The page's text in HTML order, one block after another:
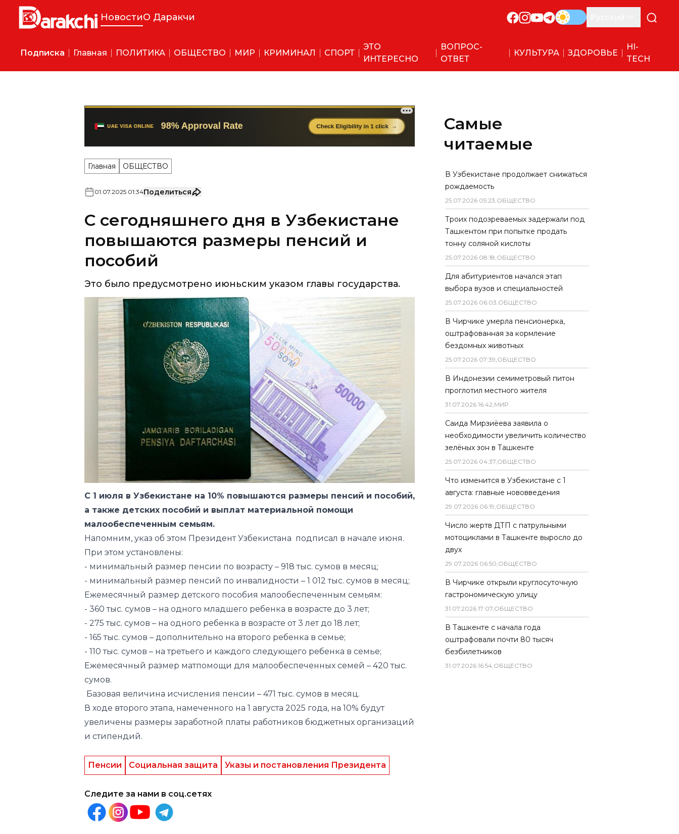
НовостиО Даракчи
Подписка Главная ПОЛИТИКА ОБЩЕСТВО МИР КРИМИНАЛ СПОРТ
ЭТО
ИНТЕРЕСНО
ВОПРОС-
ОТВЕТ
КУЛЬТУРА ЗДОРОВЬЕ
HI-
TECH
Главная ОБЩЕСТВО
С сегодняшнего дня в Узбекистане
повышаются размеры пенсий и
пособий
Это было предусмотрено июньским указом главы государства.
C 1 июля в Узбекистане на 10% повышаются размеры пенсий и пособий,
а также детских пособий и выплат материальной помощи
малообеспеченным семьям.
Напомним, указ об этом Президент Узбекистанаподписалв начале июня.
При этом установлены:
- минимальный размер пенсии по возрасту – 918 тыс. сумов в месяц;
- минимальный размер пенсий по инвалидности – 1 012 тыс. сумов в месяц;
Ежемесячный размер детского пособия малообеспеченным семьям:
- 360 тыс. сумов – на одного младшего ребенка в возрасте до 3 лет;
- 275 тыс. сумов – на одного ребенка в возрасте от 3 лет до 18 лет;
- 165 тыс. сумов – дополнительно на второго ребенка в семье;
- 110 тыс. сумов – на третьего и каждого следующего ребенка в семье;
Ежемесячный размер матпомощи для малообеспеченных семей – 420 тыс.
сумов.
Базовая величина исчисления пенсии – 471 тыс. сумов в месяц.
В ходе второго этапа, намеченного на 1 августа 2025 года, на 10% будут
увеличены размеры заработной платы работников бюджетных организаций
и стипендий.
Пенсии Социальная защита Указы и постановления Президента
Самые
читаемые
В Узбекистане продолжает снижаться
рождаемость
25.07.2026 05:23,ОБЩЕСТВО
Троих подозреваемых задержали под
Ташкентом при попытке продать
тонну соляной кислоты
25.07.2026 08:18,ОБЩЕСТВО
Для абитуриентов начался этап
выбора вузов и специальностей
25.07.2026 06:03,ОБЩЕСТВО
В Чирчике умерла пенсионерка,
оштрафованная за кормление
бездомных животных
25.07.2026 07:39,ОБЩЕСТВО
В Индонезии семиметровый питон
проглотил местного жителя
31.07.2026 16:42,МИР
Саида Мирзиёева заявила о
необходимости увеличить количество
зелёных зон в Ташкенте
25.07.2026 04:37,ОБЩЕСТВО
Что изменится в Узбекистане с 1
августа: главные нововведения
29.07.2026 06:19,ОБЩЕСТВО
Число жертв ДТП с патрульными
мотоциклами в Ташкенте выросло до
двух
29.07.2026 06:50,ОБЩЕСТВО
В Чирчике открыли круглосуточную
гастрономическую улицу
31.07.2026 17:07,ОБЩЕСТВО
В Ташкенте с начала года
оштрафовали почти 80 тысяч
безбилетников
31.07.2026 16:54,ОБЩЕСТВО
Другие новости